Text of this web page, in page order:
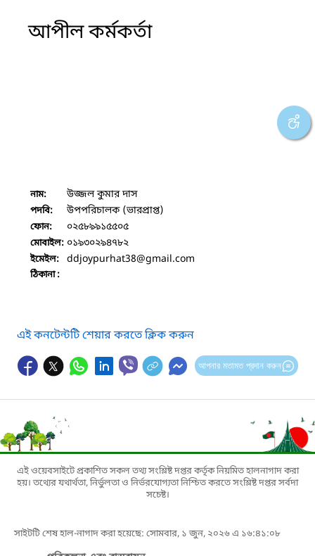
আপীল কর্মকর্তা
নাম: উজ্জল কুমার দাস
পদবি: উপপরিচালক (ভারপ্রাপ্ত)
ফোন: ০২৫৮৯৯১৫৫০৫
মোবাইল: ০১৯৩০২৯৪৭৮২
ইমেইল: ddjoypurhat38@gmail.com
ঠিকানা :
এই কনটেন্টটি শেয়ার করতে ক্লিক করুন
আপনার মতামত প্রদান করুন
এই ওয়েবসাইটে প্রকাশিত সকল তথ্য সংশ্লিষ্ট দপ্তর কর্তৃক নিয়মিত হালনাগাদ করা
হয়। তথ্যের যথার্থতা, নির্ভুলতা ও নির্ভরযোগ্যতা নিশ্চিত করতে সংশ্লিষ্ট দপ্তর সর্বদা
সচেষ্ট।
সাইটটি শেষ হাল-নাগাদ করা হয়েছে: সোমবার, ১ জুন, ২০২৬ এ ১৬:৪১:০৮